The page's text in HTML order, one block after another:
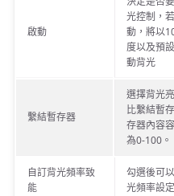
啟動
光控制，
動，將以
度以及預
動背光
繫結暫存器
選擇背光
比繫結暫
存器內容
為0-100。
自訂背光頻率致
能
勾選後可
光頻率設